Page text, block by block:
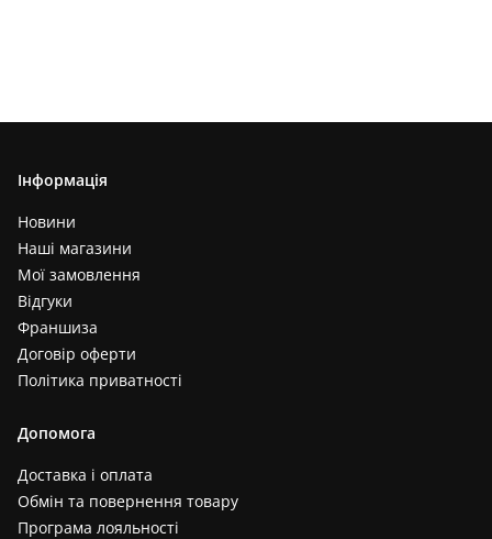
Інформація
Новини
Наші магазини
Мої замовлення
Відгуки
Франшиза
Договір оферти
Політика приватності
Допомога
Доставка і оплата
Обмін та повернення товару
Програма лояльності